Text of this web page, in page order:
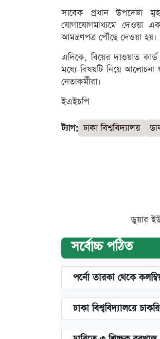
সাবেক প্রধান উপদেষ্টা
যোগাযোগমাধ্যমে দেওয়া
আমন্ত্রণপত্র পৌঁছে দেওয়া
এদিকে, বিয়ের দাওয়াত কার্ড
মধ্যে বিষয়টি নিয়ে আলোচনা
নেতাকর্মীরা।
ইএইচপি
ট্যাগ: ঢাকা বিশ্ববিদ্যালয়
ডুয়ার
সর্বোচ্চ পঠিত
পর্নো তারকা থেকে
ঢাকা বিশ্ববিদ্যালয়ে